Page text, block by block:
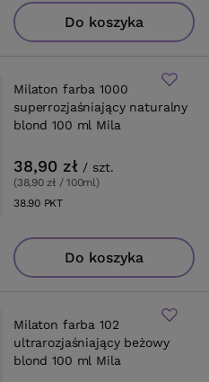
Do koszyka
Milaton farba 1000
superrozjaśniający naturalny
blond 100 ml Mila
38,90 zł / szt.
(38,90 zł / 100ml)
38.90PKTpunktów
Do koszyka
Milaton farba 102
ultrarozjaśniający beżowy
blond 100 ml Mila